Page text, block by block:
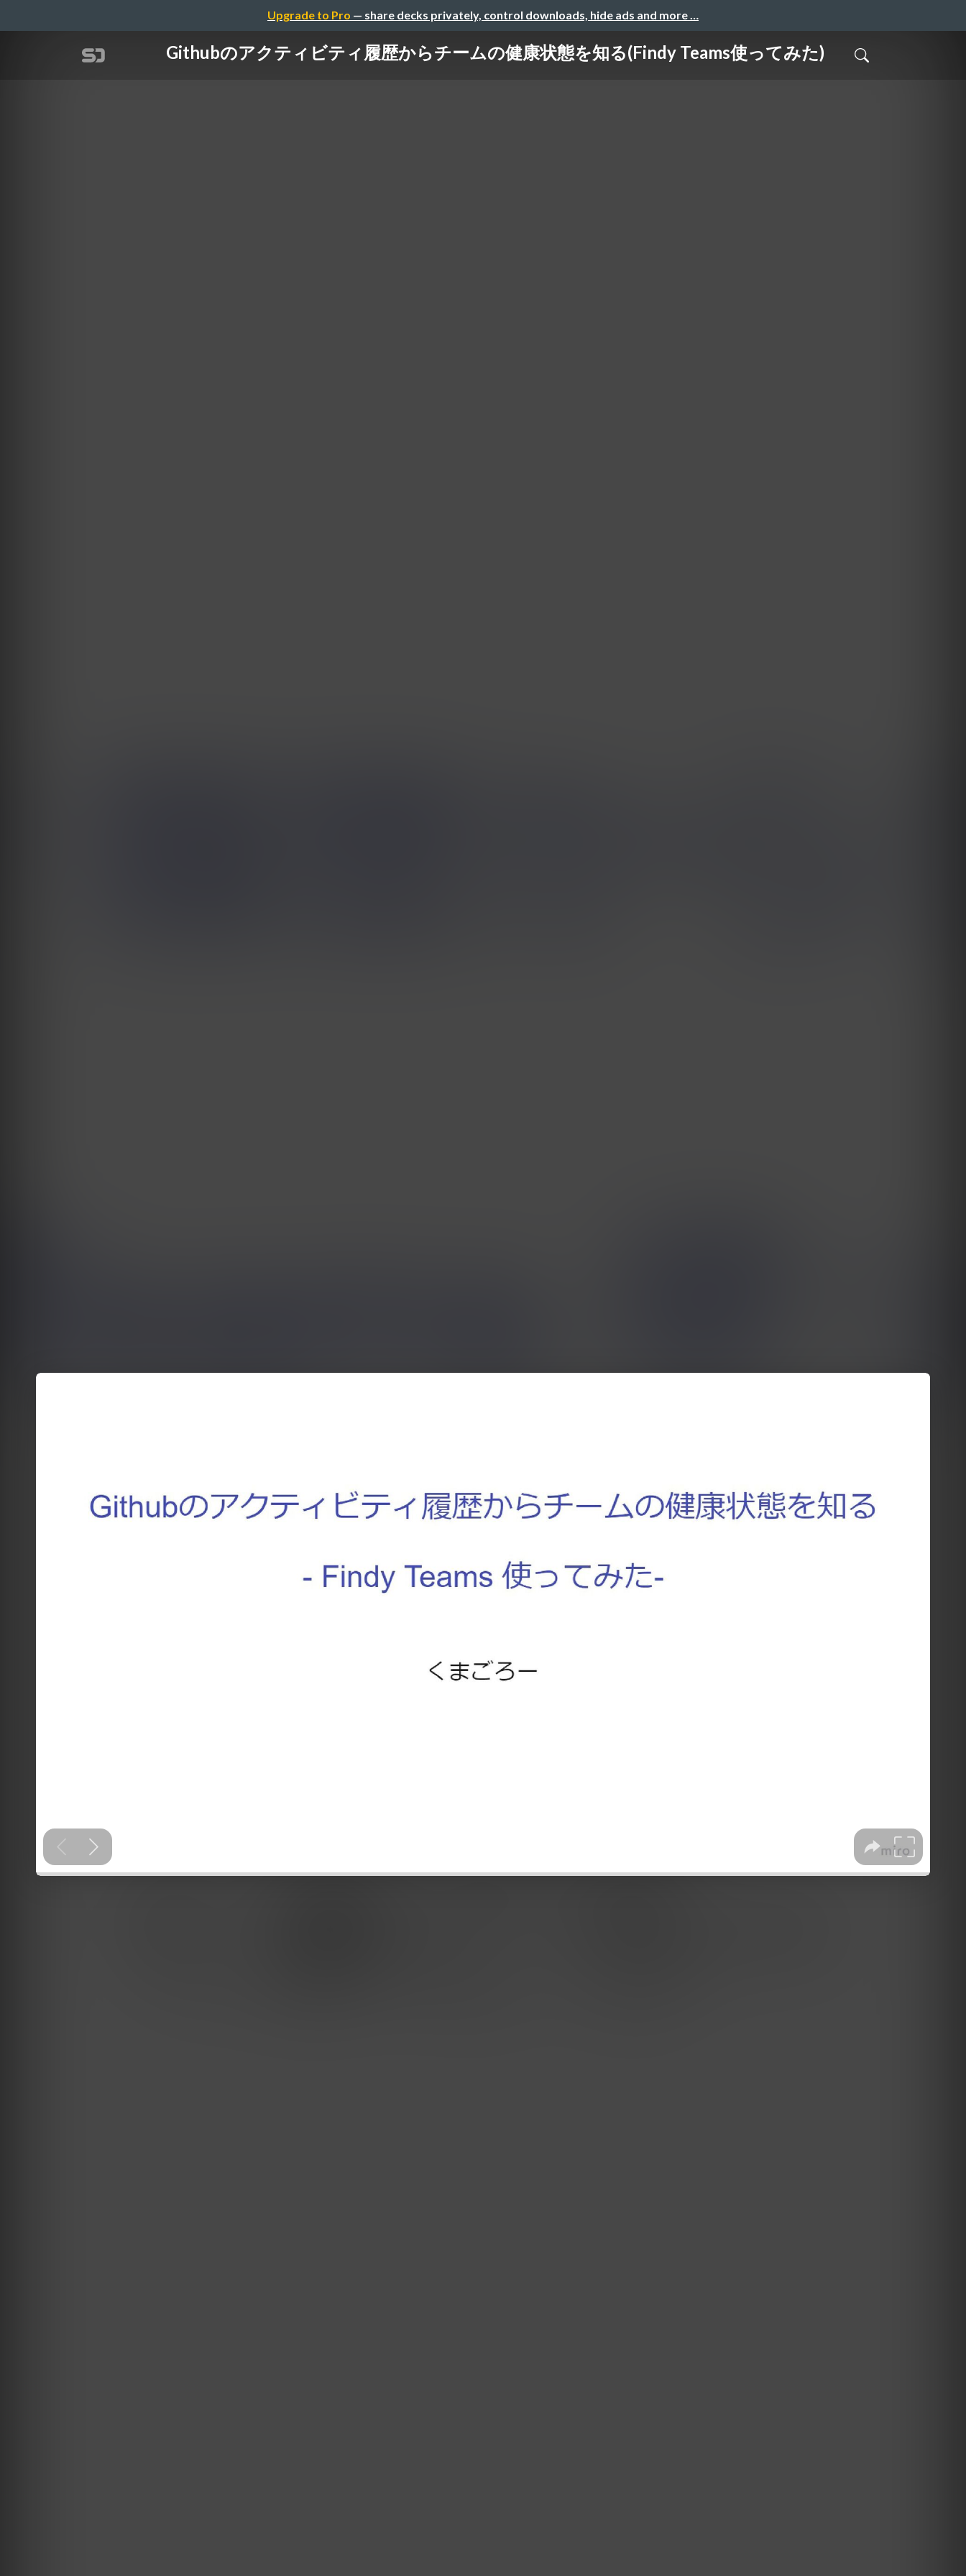
Upgrade to Pro — share decks privately, control downloads, hide ads and more …
Githubのアクティビティ履歴からチームの健康状態を知る(Findy Teams使ってみた)